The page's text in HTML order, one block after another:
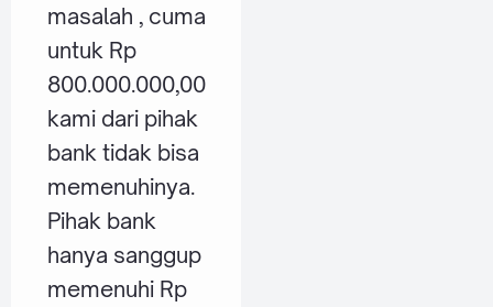
masalah , cuma
untuk Rp
800.000.000,00
kami dari pihak
bank tidak bisa
memenuhinya.
Pihak bank
hanya sanggup
memenuhi Rp